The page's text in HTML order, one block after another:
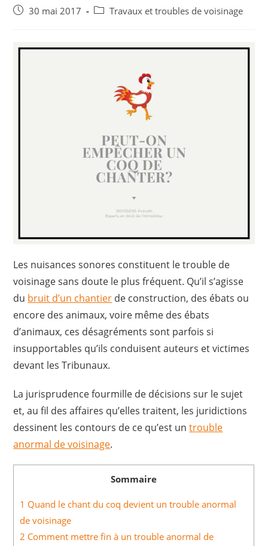
Post30 mai 2017
PostTravaux et troubles de voisinage
Les nuisances sonores constituent le trouble de
voisinage sans doute le plus fréquent. Qu’il s’agisse
du bruit d’un chantier de construction, des ébats ou
encore des animaux, voire même des ébats
d’animaux, ces désagréments sont parfois si
insupportables qu’ils conduisent auteurs et victimes
devant les Tribunaux.
La jurisprudence fourmille de décisions sur le sujet
et, au fil des affaires qu’elles traitent, les juridictions
dessinent les contours de ce qu’est untrouble
anormal de voisinage.
Sommaire
1 Quand le chant du coq devient un trouble anormal
de voisinage
2 Comment mettre fin à un trouble anormal de